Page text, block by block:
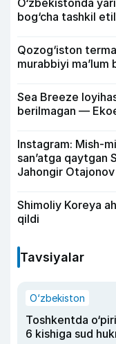
O‘zbekistonda
bog‘cha tashkil
Qozog‘iston
murabbiyi ma’lum
Sea Breeze
berilmagan —
Instagram: Mish-
san’atga qaytgan
Jahongir Otajonov
Shimoliy Koreya
qildi
Tavsiyalar
O‘zbekiston
Toshkentda
6 kishiga sud